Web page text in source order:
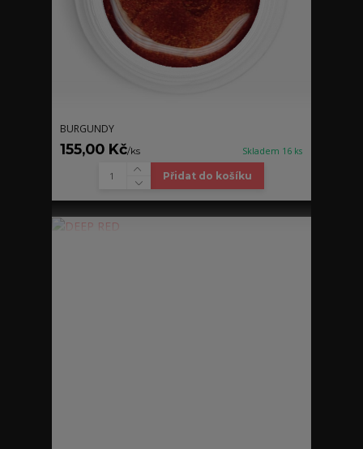
BURGUNDY
155,00 Kč/ks Skladem 16 ks
Přidat do košíku